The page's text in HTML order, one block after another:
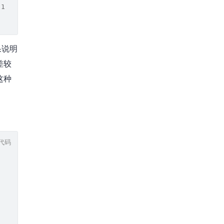
明
较
种
码